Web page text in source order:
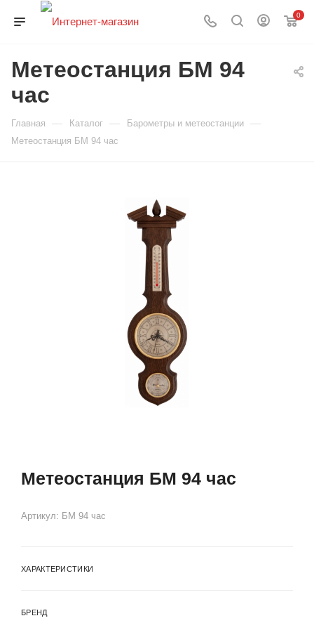
0
Метеостанция БМ 94
час
Главная — Каталог — Барометры и метеостанции —
Метеостанция БМ 94 час
Метеостанция БМ 94 час
Артикул: БМ 94 час
ХАРАКТЕРИСТИКИ
БРЕНД